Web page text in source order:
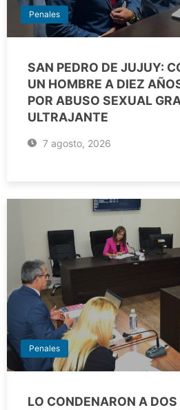
Penales
SAN PEDRO DE JUJUY:
UN HOMBRE A DIEZ
POR ABUSO SEXUAL
ULTRAJANTE
7 agosto, 2026
Penales
LO CONDENARON A